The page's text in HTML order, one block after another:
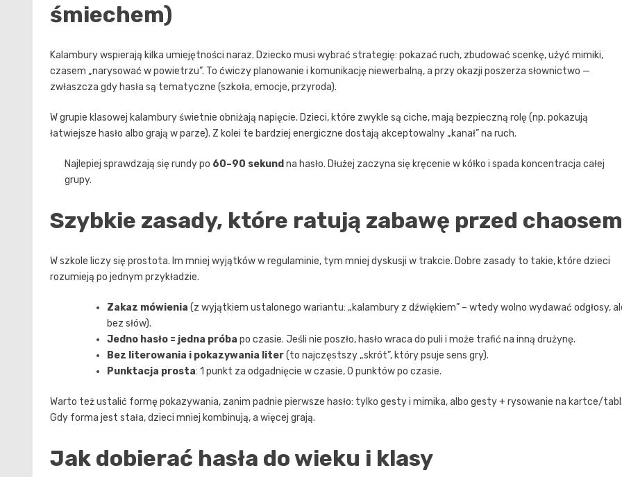
śmiechem)
Kalambury wspierają kilka umiejętności naraz. Dziecko musi wybrać strategię: pokazać ruch, zbudować scenkę, użyć mimiki,
czasem „narysować w powietrzu”. To ćwiczy planowanie i komunikację niewerbalną, a przy okazji poszerza słownictwo —
zwłaszcza gdy hasła są tematyczne (szkoła, emocje, przyroda).
W grupie klasowej kalambury świetnie obniżają napięcie. Dzieci, które zwykle są ciche, mają bezpieczną rolę (np. pokazują
łatwiejsze hasło albo grają w parze). Z kolei te bardziej energiczne dostają akceptowalny „kanał” na ruch.
Najlepiej sprawdzają się rundy po 60–90 sekund na hasło. Dłużej zaczyna się kręcenie w kółko i spada koncentracja całej
grupy.
Szybkie zasady, które ratują zabawę przed chaosem
W szkole liczy się prostota. Im mniej wyjątków w regulaminie, tym mniej dyskusji w trakcie. Dobre zasady to takie, które dzieci
rozumieją po jednym przykładzie.
Zakaz mówienia (z wyjątkiem ustalonego wariantu: „kalambury z dźwiękiem” – wtedy wolno wydawać odgłosy,
bez słów).
Jedno hasło = jedna próba po czasie. Jeśli nie poszło, hasło wraca do puli i może trafić na inną drużynę.
Bez literowania i pokazywania liter(to najczęstszy „skrót”, który psuje sens gry).
Punktacja prosta: 1 punkt za odgadnięcie w czasie, 0 punktów po czasie.
Warto też ustalić formę pokazywania, zanim padnie pierwsze hasło: tylko gesty i mimika, albo gesty + rysowanie na kartce/
Gdy forma jest stała, dzieci mniej kombinują, a więcej grają.
Jak dobierać hasła do wieku i klasy